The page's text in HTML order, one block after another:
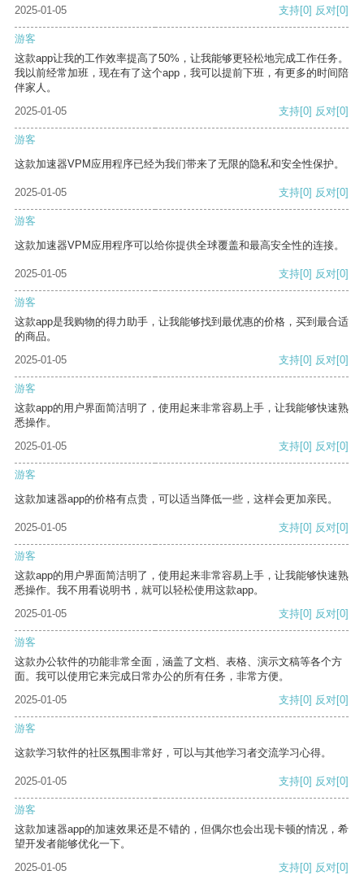
2025-01-05 支持[0] 反对[0]
游客
这款app让我的工作效率提高了50%，让我能够更轻松地完成工作任务。
我以前经常加班，现在有了这个app，我可以提前下班，有更多的时间陪
伴家人。
2025-01-05
支持[0] 反对[0]
游客
这款加速器VPM应用程序已经为我们带来了无限的隐私和安全性保护。
2025-01-05 支持[0] 反对[0]
游客
这款加速器VPM应用程序可以给你提供全球覆盖和最高安全性的连接。
2025-01-05 支持[0] 反对[0]
游客
这款app是我购物的得力助手，让我能够找到最优惠的价格，买到最合适
的商品。
2025-01-05
支持[0] 反对[0]
游客
这款app的用户界面简洁明了，使用起来非常容易上手，让我能够快速熟
悉操作。
2025-01-05
支持[0] 反对[0]
游客
这款加速器app的价格有点贵，可以适当降低一些，这样会更加亲民。
2025-01-05 支持[0] 反对[0]
游客
这款app的用户界面简洁明了，使用起来非常容易上手，让我能够快速熟
悉操作。我不用看说明书，就可以轻松使用这款app。
2025-01-05
支持[0] 反对[0]
游客
这款办公软件的功能非常全面，涵盖了文档、表格、演示文稿等各个方
面。我可以使用它来完成日常办公的所有任务，非常方便。
2025-01-05
支持[0] 反对[0]
游客
这款学习软件的社区氛围非常好，可以与其他学习者交流学习心得。
2025-01-05 支持[0] 反对[0]
游客
这款加速器app的加速效果还是不错的，但偶尔也会出现卡顿的情况，希
望开发者能够优化一下。
2025-01-05
支持[0] 反对[0]